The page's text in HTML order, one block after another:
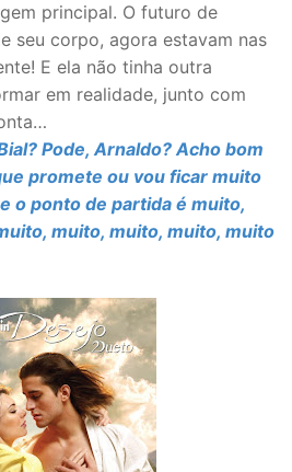
principal. O futuro de
seu corpo, agora estavam nas
E ela não tinha outra
em realidade, junto com
Pode, Arnaldo? Acho bom
promete ou vou ficar muito
o ponto de partida é muito,
muito, muito, muito, muito